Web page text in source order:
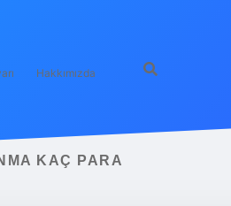
Hakkımızda
KAÇ PARA